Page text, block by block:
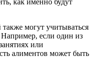
как именно будут
могут учитываться
если один из
или
алиментов может быть